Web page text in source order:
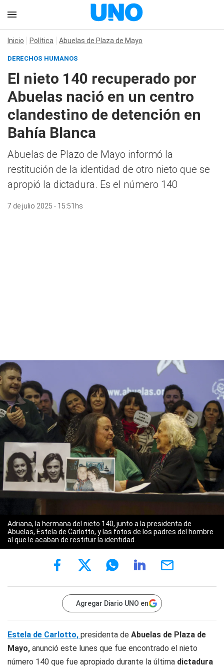
Inicio Política Abuelas de Plaza de Mayo
DERECHOS HUMANOS
El nieto 140 recuperado por
Abuelas nació en un centro
clandestino de detención en
Bahía Blanca
Abuelas de Plazo de Mayo informó la
restitución de la identidad de otro nieto que se
apropió la dictadura. Es el número 140
7 de julio 2025 - 15:51hs
Adriana, la hermana del nieto 140, junto a la presidenta de
Abuelas, Estela de Carlotto, y las fotos de los padres del hombre
al que le acaban de restituir la identidad.
Agregar Diario UNO en
Estela de Carlotto, presidenta de Abuelas de Plaza de
Mayo, anunció este lunes que fue encontrado el nieto
número 140 que fue apropiado durante la última dictadura